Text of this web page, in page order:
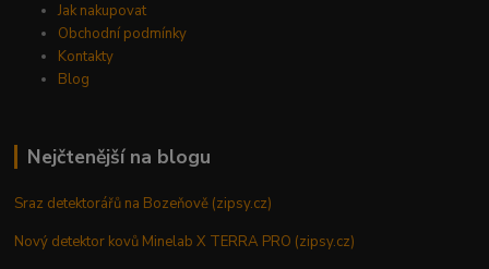
Jak nakupovat
Obchodní podmínky
Kontakty
Blog
Nejčtenější na blogu
Sraz detektorářů na Bozeňově (zipsy.cz)
Nový detektor kovů Minelab X TERRA PRO (zipsy.cz)